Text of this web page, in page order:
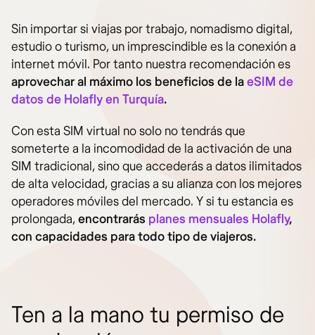
Sin importar si viajas por trabajo, nomadismo digital,
estudio o turismo, un imprescindible es la conexión a
internet móvil. Por tanto nuestra recomendación es
aprovechar al máximo los beneficios de laeSIM de
datos de Holafly en Turquía.
Con esta SIM virtual no solo no tendrás que
someterte a la incomodidad de la activación de una
SIM tradicional, sino que accederás a datos ilimitados
de alta velocidad, gracias a su alianza con los mejores
operadores móviles del mercado. Y si tu estancia es
prolongada,encontrarás planes mensuales Holafly,
con capacidades para todo tipo de viajeros.
Ten a la mano tu permiso de